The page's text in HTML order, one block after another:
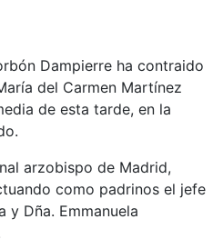
Dampierre ha contraido
del Carmen Martínez
de esta tarde, en la
arzobispo de Madrid,
como padrinos el jefe
y Dña. Emmanuela